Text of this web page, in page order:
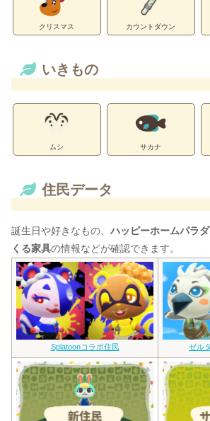
クリスマス カウントダウン
いきもの
ムシ サカナ
住民データ
誕生日や好きなもの、 ハッピーホームパラ
くる家具の情報などが確認できます。
Splatoonコラボ住民 ゼル